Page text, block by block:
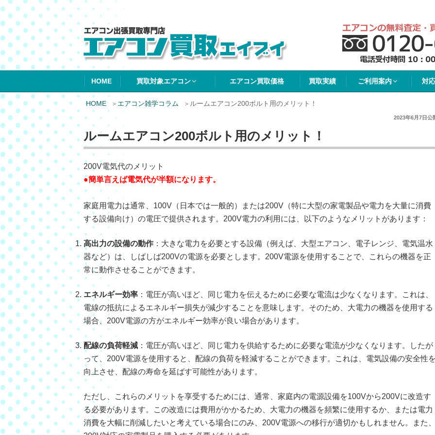
エアコン買取エイブイ
HOME 買取対象エアコン エアコン買取価格 買取実績 ご利用案内 対
HOME エアコン雑学コラム ルームエアコン200ボルト用のメリット！
2023年6月7日公
ルームエアコン200ボルト用のメリット！
200V電気代のメリット
●簡単言えば電気代が半額になります。
家庭用電力は通常、100V（日本では一般的）または200V（特に大型の家電製品や電力を大量に消費
する設備向け）の電圧で提供されます。200V電力の利用には、以下のようなメリットがあります：
高出力の設備の動作 ：大きな電力を必要とする設備（例えば、大型エアコン、電子レンジ、電気温水
器など）は、しばしば200Vの電源を必要とします。200V電源を使用することで、これらの機器を正
常に動作させることができます。
エネルギー効率 ：電圧が高いほど、同じ電力を伝えるために必要な電流は少なくなります。これは、
電線の抵抗によるエネルギー損失が減少することを意味します。そのため、大電力の機器を使用する
場合、200V電源の方がエネルギー効率が良い場合があります。
配線の負荷軽減 ：電圧が高いほど、同じ電力を供給するために必要な電流が少なくなります。したが
って、200V電源を使用すると、配線の負荷を軽減することができます。これは、電気設備の安全性
向上させ、配線の寿命を延ばす可能性があります。
ただし、これらのメリットを享受するためには、通常、家庭内の電源設備を100Vから200Vに改造す
る必要があります。この改造には費用がかかるため、大電力の機器を頻繁に使用するか、または電力
消費を大幅に削減したいと考えている場合にのみ、200V電源への移行が適切かもしれません。また